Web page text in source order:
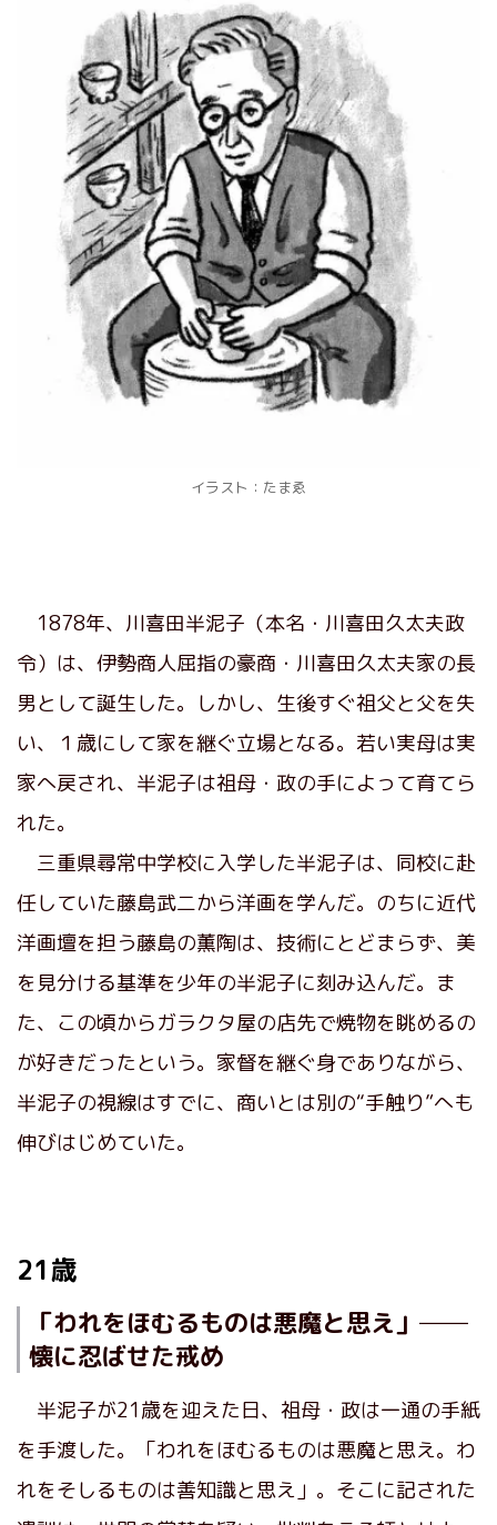
イラスト：たまゑ
1878年、川喜田半泥子（本名・川喜田久太夫政
令）は、伊勢商人屈指の豪商・川喜田久太夫家の長
男として誕生した。しかし、生後すぐ祖父と父を失
い、１歳にして家を継ぐ立場となる。若い実母は実
家へ戻され、半泥子は祖母・政の手によって育てら
れた。
三重県尋常中学校に入学した半泥子は、同校に赴
任していた藤島武二から洋画を学んだ。のちに近代
洋画壇を担う藤島の薫陶は、技術にとどまらず、美
を見分ける基準を少年の半泥子に刻み込んだ。ま
た、この頃からガラクタ屋の店先で焼物を眺めるの
が好きだったという。家督を継ぐ身でありながら、
半泥子の視線はすでに、商いとは別の“手触り”へも
伸びはじめていた。
21歳
「われをほむるものは悪魔と思え」──
懐に忍ばせた戒め
半泥子が21歳を迎えた日、祖母・政は一通の手紙
を手渡した。「われをほむるものは悪魔と思え。わ
れをそしるものは善知識と思え」。そこに記された